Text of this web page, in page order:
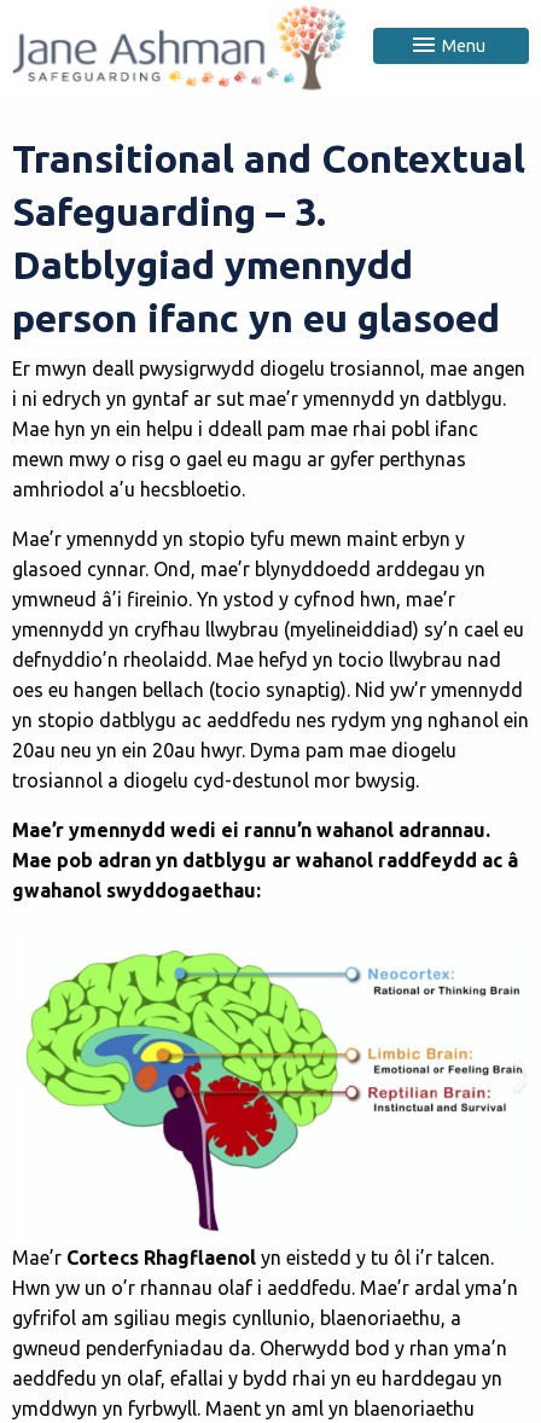
Menu
Transitional and Contextual
Safeguarding – 3.
Datblygiad ymennydd
person ifanc yn eu glasoed
Er mwyn deall pwysigrwydd diogelu trosiannol, mae angen
i ni edrych yn gyntaf ar sut mae’r ymennydd yn datblygu.
Mae hyn yn ein helpu i ddeall pam mae rhai pobl ifanc
mewn mwy o risg o gael eu magu ar gyfer perthynas
amhriodol a’u hecsbloetio.
Mae’r ymennydd yn stopio tyfu mewn maint erbyn y
glasoed cynnar. Ond, mae’r blynyddoedd arddegau yn
ymwneud â’i fireinio. Yn ystod y cyfnod hwn, mae’r
ymennydd yn cryfhau llwybrau (myelineiddiad) sy’n cael eu
defnyddio’n rheolaidd. Mae hefyd yn tocio llwybrau nad
oes eu hangen bellach (tocio synaptig). Nid yw’r ymennydd
yn stopio datblygu ac aeddfedu nes rydym yng nghanol ein
20au neu yn ein 20au hwyr. Dyma pam mae diogelu
trosiannol a diogelu cyd-destunol mor bwysig.
Mae’r ymennydd wedi ei rannu’n wahanol adrannau.
Mae pob adran yn datblygu ar wahanol raddfeydd ac â
gwahanol swyddogaethau:
Mae’r Cortecs Rhagflaenol yn eistedd y tu ôl i’r talcen.
Hwn yw un o’r rhannau olaf i aeddfedu. Mae’r ardal yma’n
gyfrifol am sgiliau megis cynllunio, blaenoriaethu, a
gwneud penderfyniadau da. Oherwydd bod y rhan yma’n
aeddfedu yn olaf, efallai y bydd rhai yn eu harddegau yn
ymddwyn yn fyrbwyll. Maent yn aml yn blaenoriaethu